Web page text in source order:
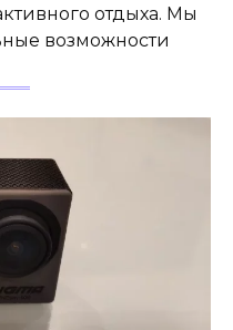
отдыха. Мы
возможности